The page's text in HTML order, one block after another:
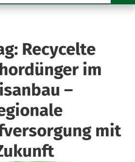
Recycelte
im
–
mit